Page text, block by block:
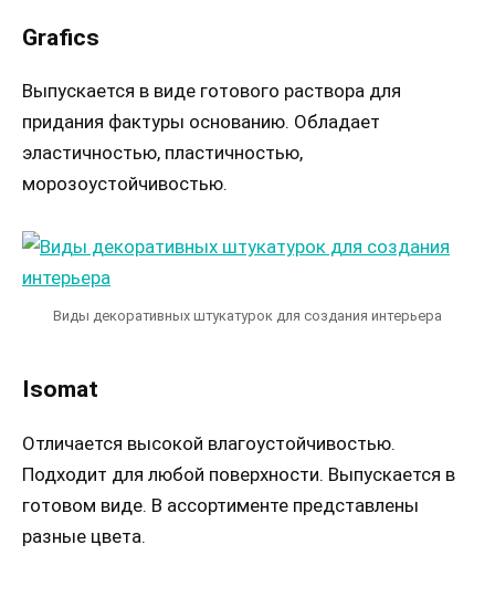
Grafics
Выпускается в виде готового раствора для
придания фактуры основанию. Обладает
эластичностью, пластичностью,
морозоустойчивостью.
Виды декоративных штукатурок для создания интерьера
Isomat
Отличается высокой влагоустойчивостью.
Подходит для любой поверхности. Выпускается в
готовом виде. В ассортименте представлены
разные цвета.